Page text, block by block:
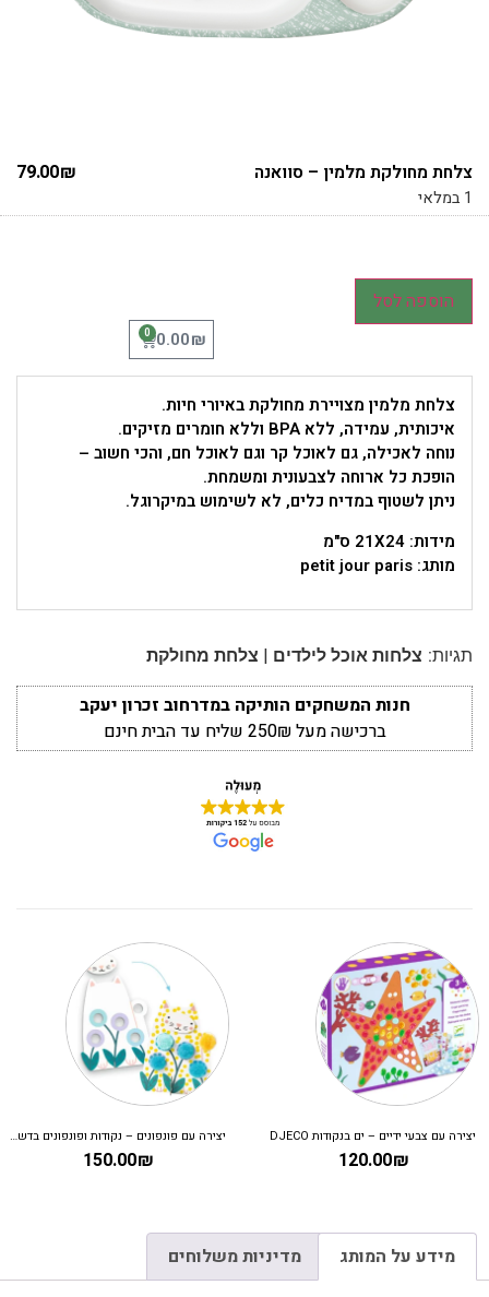
צלחת מחולקת מלמין – סוואנה 79.00₪
1 במלאי
הוספה לסל
0.00₪
0
צלחת מלמין מצויירת מחולקת באיורי חיות.
איכותית, עמידה, ללא BPA וללא חומרים מזיקים.
נוחה לאכילה, גם לאוכל קר וגם לאוכל חם, והכי חשוב –
הופכת כל ארוחה לצבעונית ומשמחת.
ניתן לשטוף במדיח כלים, לא לשימוש במיקרוגל.
מידות: 21X24 ס"מ
מותג: petit jour paris
תגיות: צלחות אוכל לילדים | צלחת מחולקת
חנות המשחקים הותיקה במדרחוב זכרון יעקב
ברכישה מעל 250₪ שליח עד הבית חינם
יצירה עם צבעי ידיים – ים בנקודות DJECO
120.00₪
יצירה עם פונפונים – נקודות ופונפונים בדשא DJECO
150.00₪
מידע על המותג מדיניות משלוחים